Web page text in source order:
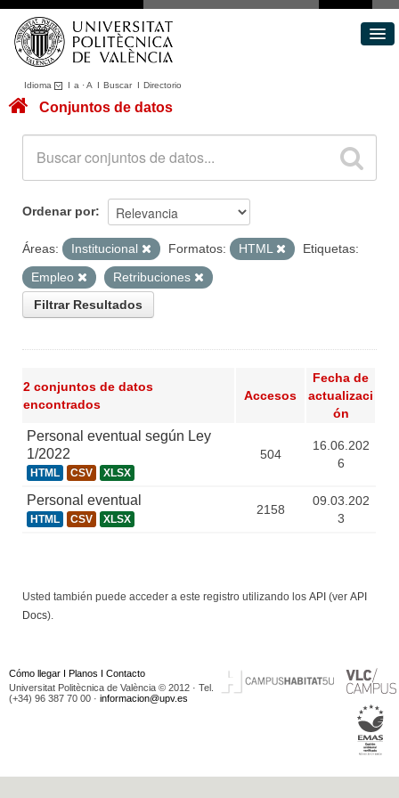
Idioma I a ·A I BuscarI Directorio
Conjuntos de datos
Acerca de
Portal de Transparencia
Conjuntos de datos
Ordenar por
Áreas: Institucional Formatos: HTML
Etiquetas:
Empleo
Retribuciones
Filtrar Resultados
2 conjuntos de datos
encontrados
Accesos
Fecha de
actualizaci
ón
Personal eventual según Ley
1/2022
HTML CSV XLSX
504
16.06.202
6
Personal eventual
HTML CSV XLSX
2158
09.03.202
3
Usted también puede acceder a este registro utilizando los API (ver API
Docs).
Cómo llegar I Planos I Contacto
Universitat Politècnica de València © 2012 · Tel.
(+34) 96 387 70 00 · informacion@upv.es